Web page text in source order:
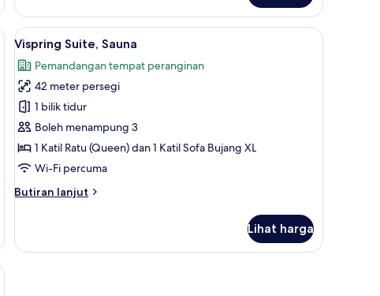
Suite,
Sauna
seterika/papan seterika
Lihat
semua
foto
untuk
Vispring
Suite,
Sauna
Vispring Suite, Sauna | Langsir/tirai gelap
10
Vispring Suite, Sauna
Pemandangan tempat peranginan
42 meter persegi
1 bilik tidur
Boleh menampung 3
1 Katil Ratu (Queen) dan 1 Katil Sofa Bujang XL
Wi-Fi percuma
Butiran lanjut
Butiran
Suite,
Lihat harga
tirai gelap terus, kalis bunyi, seterika/papan seterika